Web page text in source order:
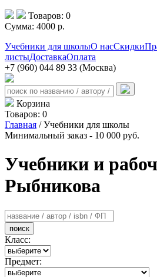
Товаров: 0
Сумма: 4000 р.
Учебники для школыО насСкидки
листыДоставкаОплата
+7 (960) 044 89 33 (Москва)
Корзина
Товаров: 0
Главная / Учебники для школы
Минимальный заказ - 10 000 руб.
Учебники и
Рыбникова
поиск
Класс:
Предмет: